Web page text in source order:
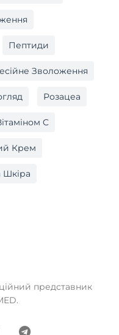
Пептиди
Зволоження
Розацеа
C
Крем
Шкіра
представник
telegram